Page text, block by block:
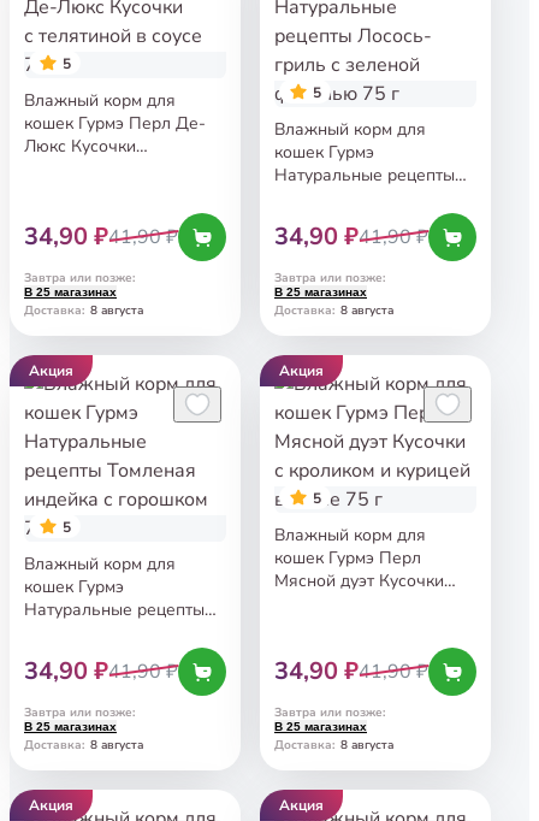
5
Влажный корм для
кошек Гурмэ Перл Де-
Люкс Кусочки
34,90 ₽41,90 ₽
Завтра или позже:
В 25 магазинах
Доставка: 8 августа
5
Влажный корм для
кошек Гурмэ
Натуральные рецепты
фасолью 75 г
34,90 ₽41,90 ₽
Завтра или позже:
В 25 магазинах
Доставка: 8 августа
Акция
5
Влажный корм для
кошек Гурмэ
Натуральные рецепты
с горошком 75 г
34,90 ₽41,90 ₽
Завтра или позже:
В 25 магазинах
Доставка: 8 августа
Акция
5
Влажный корм для
кошек Гурмэ Перл
Мясной дуэт Кусочки
34,90 ₽41,90 ₽
Завтра или позже:
В 25 магазинах
Доставка: 8 августа
Акция Акция